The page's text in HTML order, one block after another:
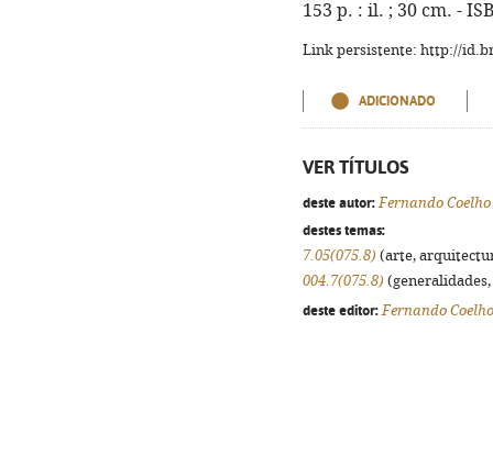
153 p. : il. ; 30 cm. -
Link persistente: http://
ADICIONADO
VER TÍTULOS
deste autor: Fernando Coelho
destes temas:
7.05(075.8) (arte,
004.7(075.8)
deste editor: Fernando Coelho